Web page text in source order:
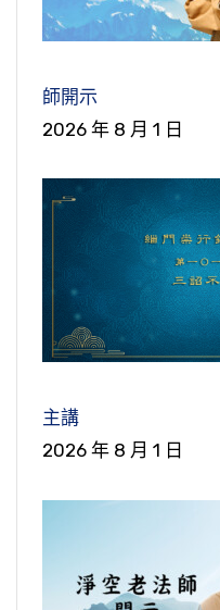
師開示
2026 年 8 月 1 日
主講
2026 年 8 月 1 日